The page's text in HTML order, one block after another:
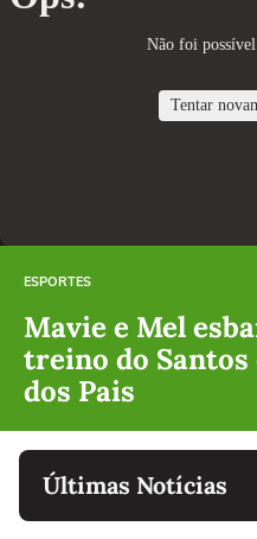
ESPORTES
Mavie e Mel
treino do Santos
dos Pais
Últimas Notícias